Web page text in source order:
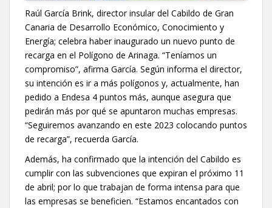
Raúl García Brink, director insular del Cabildo de Gran
Canaria de Desarrollo Económico, Conocimiento y
Energía; celebra haber inaugurado un nuevo punto de
recarga en el Polígono de Arinaga. “Teníamos un
compromiso”, afirma García. Según informa el director,
su intención es ir a más polígonos y, actualmente, han
pedido a Endesa 4 puntos más, aunque asegura que
pedirán más por qué se apuntaron muchas empresas.
“Seguiremos avanzando en este 2023 colocando puntos
de recarga”, recuerda García.
Además, ha confirmado que la intención del Cabildo es
cumplir con las subvenciones que expiran el próximo 11
de abril; por lo que trabajan de forma intensa para que
las empresas se beneficien. “Estamos encantados con